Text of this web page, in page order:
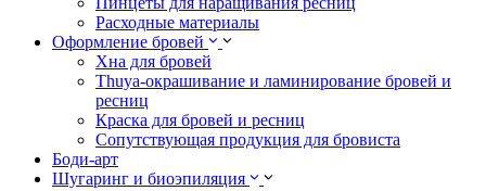
Расходные материалы
Оформление бровей
Хна для бровей
Thuya-окрашивание и ламинирование бровей и
ресниц
Краска для бровей и ресниц
Сопутствующая продукция для бровиста
Боди-арт
Шугаринг и биоэпиляция